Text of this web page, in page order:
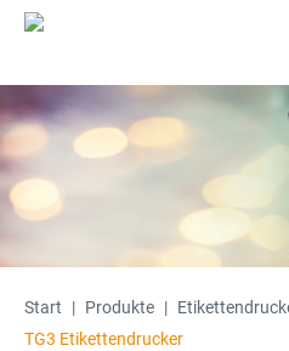
to
content
Start | Produkte |
TG3 Etikettendrucker